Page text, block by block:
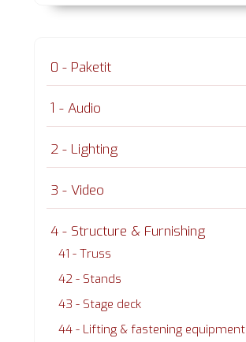
0 - Paketit
1 - Audio
2 - Lighting
3 - Video
4 - Structure & Furnishing
41 - Truss
42 - Stands
43 - Stage deck
44 - Lifting & fastening equipment